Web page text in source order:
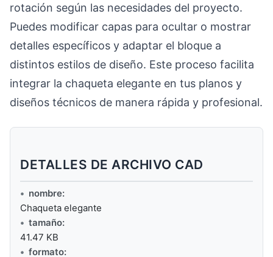
rotación según las necesidades del proyecto.
Puedes modificar capas para ocultar o mostrar
detalles específicos y adaptar el bloque a
distintos estilos de diseño. Este proceso facilita
integrar la chaqueta elegante en tus planos y
diseños técnicos de manera rápida y profesional.
DETALLES DE ARCHIVO CAD
nombre:
Chaqueta elegante
tamaño:
41.47 KB
formato: